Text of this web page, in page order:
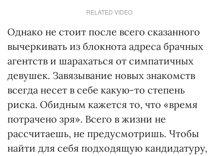
RELATED VIDEO
Однако не стоит после всего сказанного
вычеркивать из блокнота адреса брачных
агентств и шарахаться от симпатичных
девушек. Завязывание новых знакомств
всегда несет в себе какую-то степень
риска. Обидным кажется то, что «время
потрачено зря». Всего в жизни не
рассчитаешь, не предусмотришь. Чтобы
найти для себя подходящую кандидатуру,